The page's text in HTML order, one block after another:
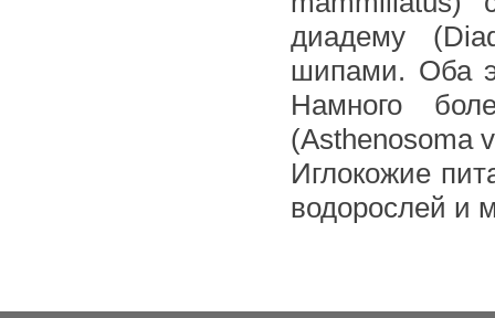
диадему
шипами. Оба
Намного
(Asthenosoma
Иглокожие
водорослей и